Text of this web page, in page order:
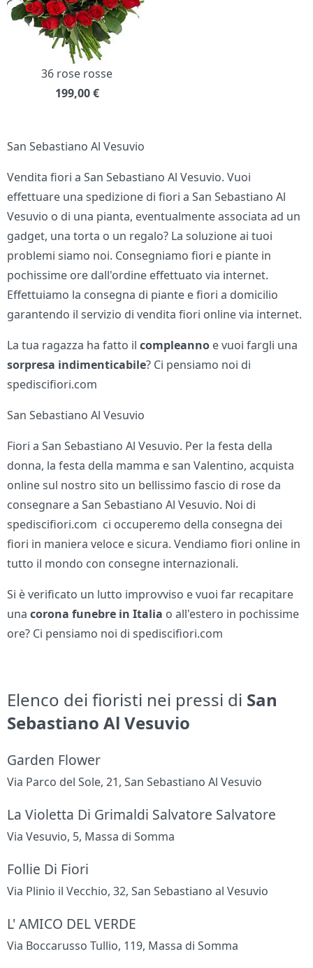
36 rose rosse
199,00 €
San Sebastiano Al Vesuvio
Vendita fiori a San Sebastiano Al Vesuvio. Vuoi
effettuare una spedizione di fiori a San Sebastiano Al
Vesuvio o di una pianta, eventualmente associata ad un
gadget, una torta o un regalo? La soluzione ai tuoi
problemi siamo noi. Consegniamo fiori e piante in
pochissime ore dall'ordine effettuato via internet.
Effettuiamo la consegna di piante e fiori a domicilio
garantendo il servizio di vendita fiori online via internet.
La tua ragazza ha fatto ilcompleanno e vuoi fargli una
sorpresa indimenticabile? Ci pensiamo noi di
spediscifiori.com
San Sebastiano Al Vesuvio
Fiori a San Sebastiano Al Vesuvio. Per la festa della
donna, la festa della mamma e san Valentino, acquista
online sul nostro sito un bellissimo fascio di rose da
consegnare a San Sebastiano Al Vesuvio. Noi di
spediscifiori.com ci occuperemo della consegna dei
fiori in maniera veloce e sicura. Vendiamo fiori online in
tutto il mondo con consegne internazionali.
Si è verificato un lutto improvviso e vuoi far recapitare
unacorona funebre in Italia o all'estero in pochissime
ore? Ci pensiamo noi di spediscifiori.com
Elenco dei fioristi nei pressi di San
Sebastiano Al Vesuvio
Garden Flower
Via Parco del Sole, 21, San Sebastiano Al Vesuvio
La Violetta Di Grimaldi Salvatore Salvatore
Via Vesuvio, 5, Massa di Somma
Follie Di Fiori
Via Plinio il Vecchio, 32, San Sebastiano al Vesuvio
L' AMICO DEL VERDE
Via Boccarusso Tullio, 119, Massa di Somma